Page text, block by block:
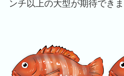
ンチ以上の大型が期待でき